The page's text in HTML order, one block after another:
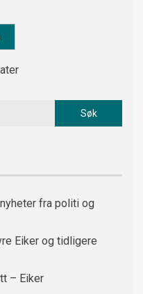
fra politi og
Eiker og tidligere
– Eiker